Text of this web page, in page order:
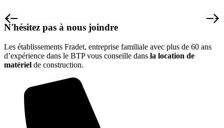
N'hésitez pas à nous joindre
Les établissements Fradet, entreprise familiale avec plus de 60 ans
d’expérience dans le BTP vous conseille dans la location de
matériel de construction.